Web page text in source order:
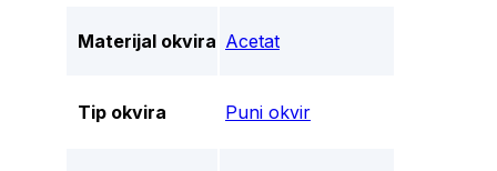
Materijal okvira Acetat
Tip okvira Puni okvir